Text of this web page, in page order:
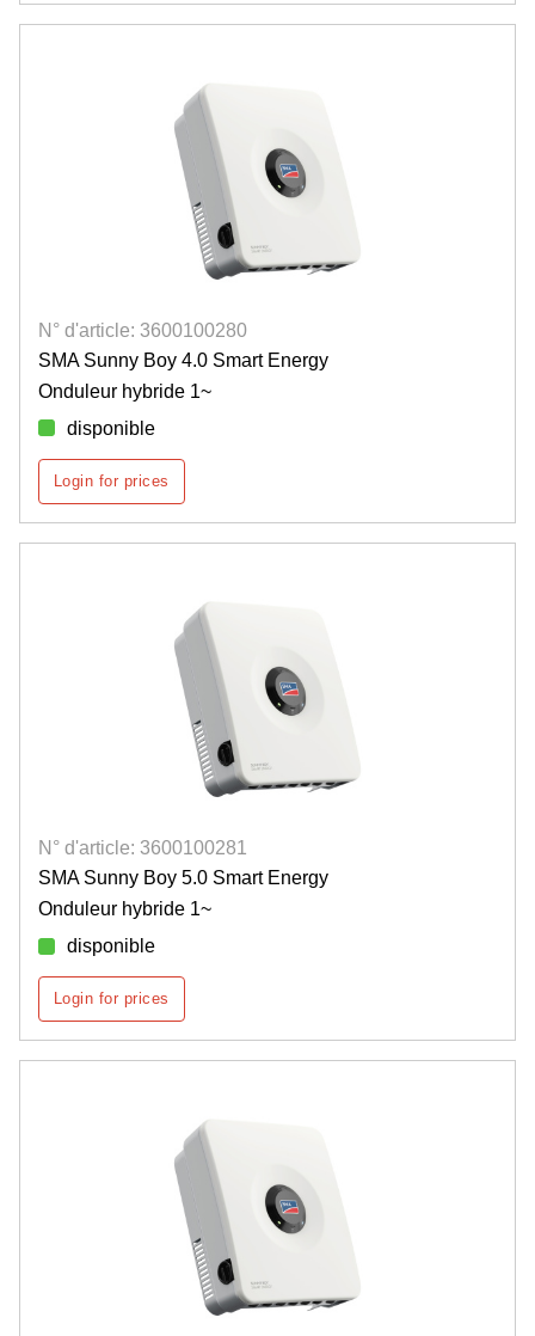
N° d'article: 3600100280
SMA Sunny Boy 4.0 Smart Energy
Onduleur hybride 1~
disponible
Login for prices
N° d'article: 3600100281
SMA Sunny Boy 5.0 Smart Energy
Onduleur hybride 1~
disponible
Login for prices